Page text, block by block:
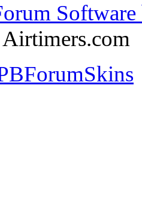
Software